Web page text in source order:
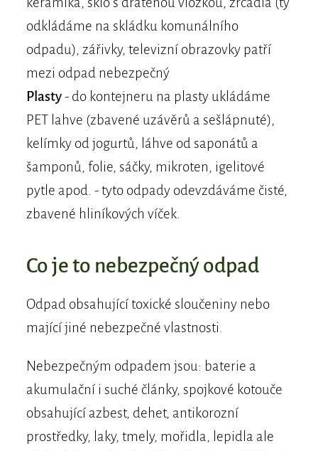
odkládáme na skládku komunálního
odpadu), zářivky, televizní obrazovky patří
mezi odpad nebezpečný
Plasty- do kontejneru na plasty ukládáme
PET lahve (zbavené uzávěrů a sešlápnuté),
kelímky od jogurtů, láhve od saponátů a
šamponů, folie, sáčky, mikroten, igelitové
pytle apod. - tyto odpady odevzdáváme čisté,
zbavené hliníkových víček.
Co je to nebezpečný odpad
Odpad obsahující toxické sloučeniny nebo
mající jiné nebezpečné vlastnosti.
Nebezpečným odpadem jsou: baterie a
akumulační i suché články, spojkové kotouče
obsahující azbest, dehet, antikorozní
prostředky, laky, tmely, mořidla, lepidla ale